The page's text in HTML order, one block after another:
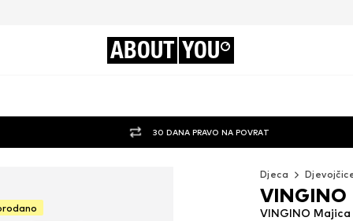
ABOUT YOU
30 DANA PRAVO NA POVRAT
Djeca
VINGINO
VINGINO